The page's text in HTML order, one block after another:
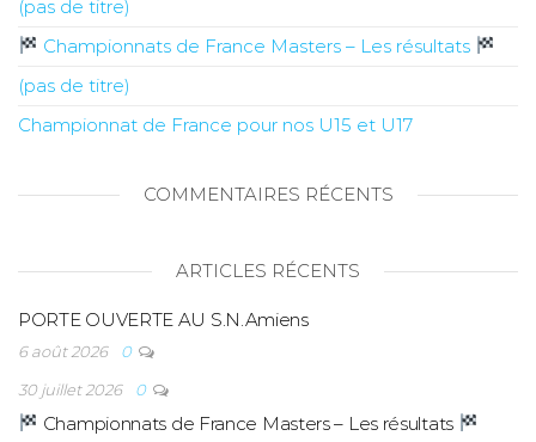
(pas de titre)
Championnats de France Masters – Les résultats
(pas de titre)
Championnat de France pour nos U15 et U17
COMMENTAIRES RÉCENTS
ARTICLES RÉCENTS
PORTE OUVERTE AU S.N.Amiens
6 août 2026
0
30 juillet 2026
0
Championnats de France Masters – Les résultats